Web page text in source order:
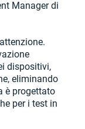
Manager di
dispositivi,
eliminando
è progettato
per i test in